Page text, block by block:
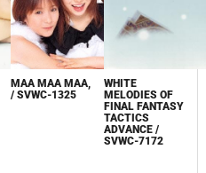
MAA MAA MAA,
/ SVWC-1325
WHITE
MELODIES OF
FINAL FANTASY
TACTICS
ADVANCE /
SVWC-7172